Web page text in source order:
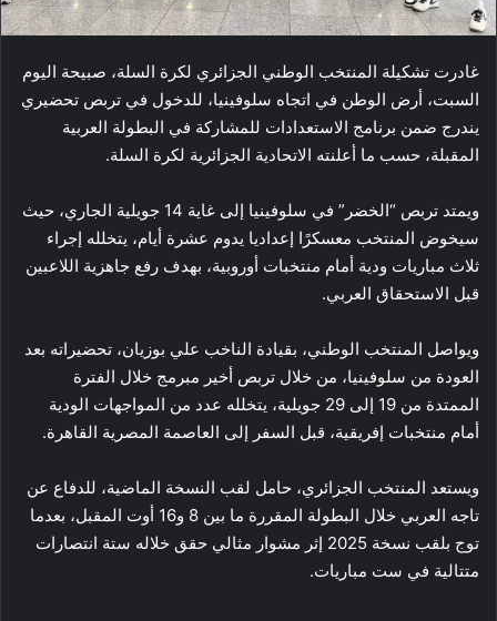
غادرت تشكيلة المنتخب الوطني الجزائري لكرة السلة، صبيحة اليوم
السبت، أرض الوطن في اتجاه سلوفينيا، للدخول في تربص تحضيري
يندرج ضمن برنامج الاستعدادات للمشاركة في البطولة العربية
المقبلة، حسب ما أعلنته الاتحادية الجزائرية لكرة السلة.
ويمتد تربص “الخضر” في سلوفينيا إلى غاية 14 جويلية الجاري، حيث
سيخوض المنتخب معسكرًا إعداديا يدوم عشرة أيام، يتخلله إجراء
ثلاث مباريات ودية أمام منتخبات أوروبية، بهدف رفع جاهزية اللاعبين
قبل الاستحقاق العربي.
ويواصل المنتخب الوطني، بقيادة الناخب علي بوزيان، تحضيراته بعد
العودة من سلوفينيا، من خلال تربص أخير مبرمج خلال الفترة
الممتدة من 19 إلى 29 جويلية، يتخلله عدد من المواجهات الودية
أمام منتخبات إفريقية، قبل السفر إلى العاصمة المصرية القاهرة.
ويستعد المنتخب الجزائري، حامل لقب النسخة الماضية، للدفاع عن
تاجه العربي خلال البطولة المقررة ما بين 8 و16 أوت المقبل، بعدما
توج بلقب نسخة 2025 إثر مشوار مثالي حقق خلاله ستة انتصارات
متتالية في ست مباريات.